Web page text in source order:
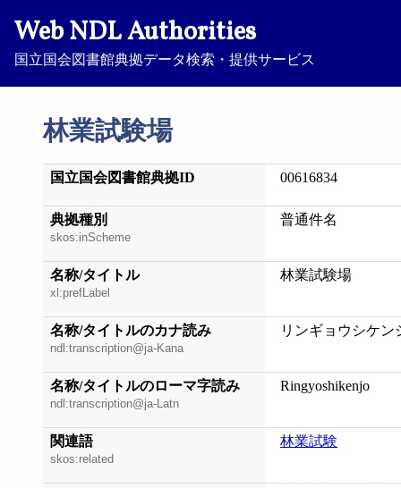
Web NDL Authorities
国立国会図書館典拠データ検索・提供サービス
林業試験場
国立国会図書館典拠ID 00616834
典拠種別
skos:inScheme
普通件名
名称/タイトル
xl:prefLabel
林業試験場
名称/タイトルのカナ読み
ndl:transcription@ja-Kana
リンギョウシケン
名称/タイトルのローマ字読み
ndl:transcription@ja-Latn
Ringyoshikenjo
関連語
skos:related
林業試験